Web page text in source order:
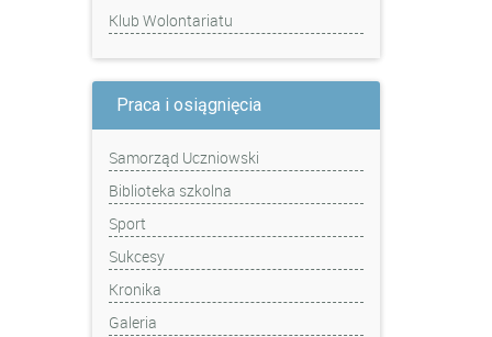
Klub Wolontariatu
Praca i osiągnięcia
Samorząd Uczniowski
Biblioteka szkolna
Sport
Sukcesy
Kronika
Galeria